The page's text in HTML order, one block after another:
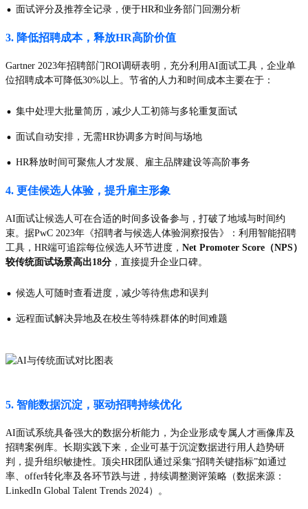
· 面试评分及推荐全记录，便于HR和业务部门回溯分析
3. 降低招聘成本，释放HR高阶价值
Gartner 2023年招聘部门ROI调研表明，充分利用AI面试工具，企业单
位招聘成本可降低30%以上。节省的人力和时间成本主要在于：
· 集中处理大批量简历，减少人工初筛与多轮重复面试
· 面试自动安排，无需HR协调多方时间与场地
· HR释放时间可聚焦人才发展、雇主品牌建设等高阶事务
4. 更佳候选人体验，提升雇主形象
AI面试让候选人可在合适的时间多设备参与，打破了地域与时间约
束。据PwC 2023年《招聘者与候选人体验洞察报告》：利用智能招聘
工具，HR端可追踪每位候选人环节进度， Net Promoter Score（NPS）
较传统面试场景高出18分 ，直接提升企业口碑。
· 候选人可随时查看进度，减少等待焦虑和误判
· 远程面试解决异地及在校生等特殊群体的时间难题
5. 智能数据沉淀，驱动招聘持续优化
AI面试系统具备强大的数据分析能力，为企业形成专属人才画像库及
招聘案例库。长期实践下来，企业可基于沉淀数据进行用人趋势研
判，提升组织敏捷性。顶尖HR团队通过采集“招聘关键指标”如通过
率、offer转化率及各环节跌与进，持续调整测评策略（数据来源：
LinkedIn Global Talent Trends 2024）。